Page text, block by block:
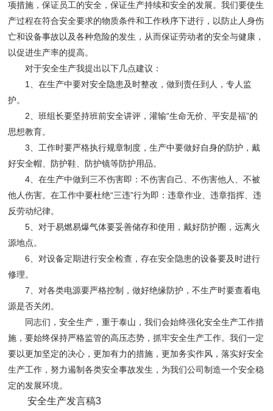
项措施，保证员工的安全，保证生产持续和安全的发展。我们要使生
产过程在符合安全要求的物质条件和工作秩序下进行，以防止人身伤
亡和设备事故以及各种危险的发生，从而保证劳动者的安全与健康，
以促进生产率的提高。
对于安全生产我提出以下几点建议：
1、在生产中要对安全隐患及时整改，做到责任到人，专人监
护。
2、班组长要坚持班前安全讲评，灌输“生命无价、平安是福”的
思想教育。
3、工作时要严格执行规章制度，生产中要做好自身的防护，戴
好安全帽、防护鞋、防护镜等防护用品。
4、在生产中做到三不伤害即：不伤害自己、不伤害他人、不被
他人伤害。在工作中要杜绝“三违”行为即：违章作业、违章指挥、违
反劳动纪律。
5、对于易燃易爆气体要妥善储存和使用，戴好防护圈，远离火
源地点。
6、对设备定期进行安全检查，存在安全隐患的设备要及时进行
修理。
7、对各类电源要严格控制，做好绝缘防护，不生产时要查看电
源是否关闭。
同志们，安全生产，重于泰山，我们会始终强化安全生产工作措
施，要始终保持严格监管的高压态势，抓牢安全生产工作。我们一定
要以更加坚定的决心，更加有力的措施，更加务实作风，落实好安全
生产工作，努力遏制各类安全事故发生，为我们公司制造一个安全稳
定的发展环境。
安全生产发言稿3